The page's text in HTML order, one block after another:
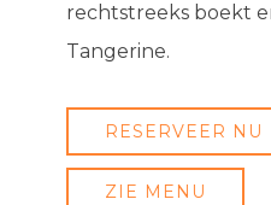
rechtstreeks boekt
Tangerine.
RESERVEER NU
ZIE MENU